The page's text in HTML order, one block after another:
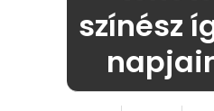
színész